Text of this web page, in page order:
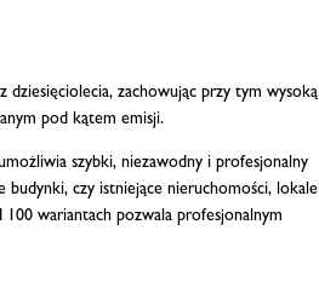
dziesięciolecia, zachowując przy tym wysoką
pod kątem emisji.
szybki, niezawodny i profesjonalny
czy istniejące nieruchomości, lokale
wariantach pozwala profesjonalnym